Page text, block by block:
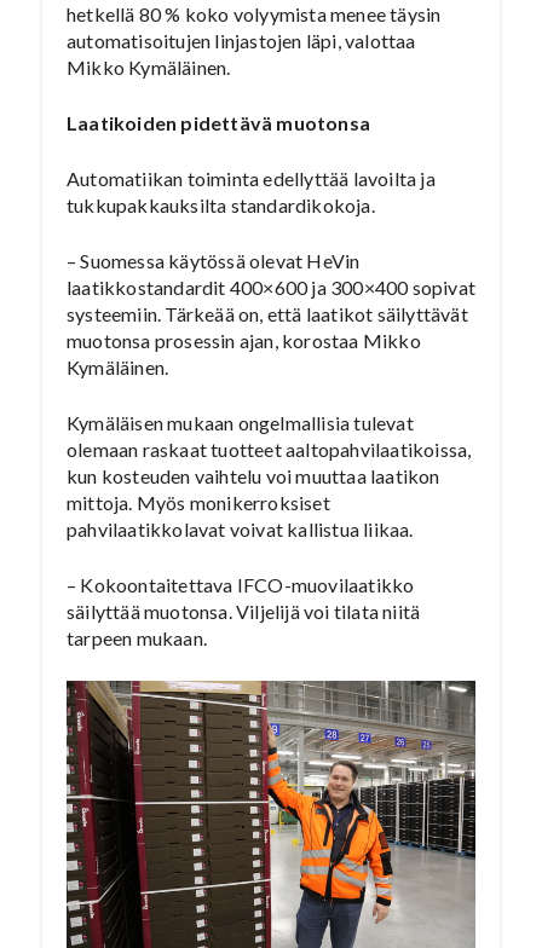
hetkellä 80 % koko volyymista menee täysin
automatisoitujen linjastojen läpi, valottaa
Mikko Kymäläinen.
Laatikoiden pidettävä muotonsa
Automatiikan toiminta edellyttää lavoilta ja
tukkupakkauksilta standardikokoja.
– Suomessa käytössä olevat HeVin
laatikkostandardit 400×600 ja 300×400 sopivat
systeemiin. Tärkeää on, että laatikot säilyttävät
muotonsa prosessin ajan, korostaa Mikko
Kymäläinen.
Kymäläisen mukaan ongelmallisia tulevat
olemaan raskaat tuotteet aaltopahvilaatikoissa,
kun kosteuden vaihtelu voi muuttaa laatikon
mittoja. Myös monikerroksiset
pahvilaatikkolavat voivat kallistua liikaa.
– Kokoontaitettava IFCO-muovilaatikko
säilyttää muotonsa. Viljelijä voi tilata niitä
tarpeen mukaan.